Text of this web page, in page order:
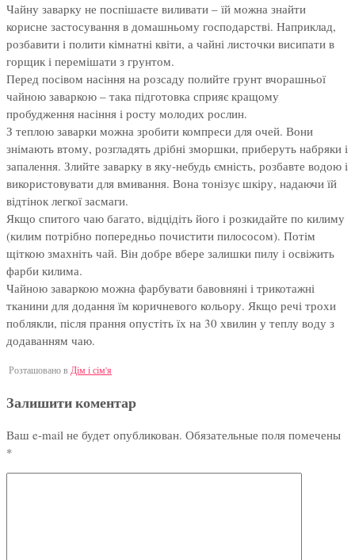
Чайну заварку не поспішаєте виливати – їй можна знайти
корисне застосування в домашньому господарстві. Наприклад,
розбавити і полити кімнатні квіти, а чайні листочки висипати в
горщик і перемішати з грунтом.
Перед посівом насіння на розсаду полийте грунт вчорашньої
чайною заваркою – така підготовка сприяє кращому
пробудження насіння і росту молодих рослин.
З теплою заварки можна зробити компреси для очей. Вони
знімають втому, розгладять дрібні зморшки, приберуть набряки і
запалення. Злийте заварку в яку-небудь ємність, розбавте водою і
використовувати для вмивання. Вона тонізує шкіру, надаючи їй
відтінок легкої засмаги.
Якщо спитого чаю багато, відцідіть його і розкидайте по килиму
(килим потрібно попередньо почистити пилососом). Потім
щіткою змахніть чай. Він добре вбере залишки пилу і освіжить
фарби килима.
Чайною заваркою можна фарбувати бавовняні і трикотажні
тканини для додання їм коричневого кольору. Якщо речі трохи
поблякли, після прання опустіть їх на 30 хвилин у теплу воду з
додаванням чаю.
Розташовано в Дім і сім'я
Залишити коментар
Ваш e-mail не будет опубликован. Обязательные поля помечены
*